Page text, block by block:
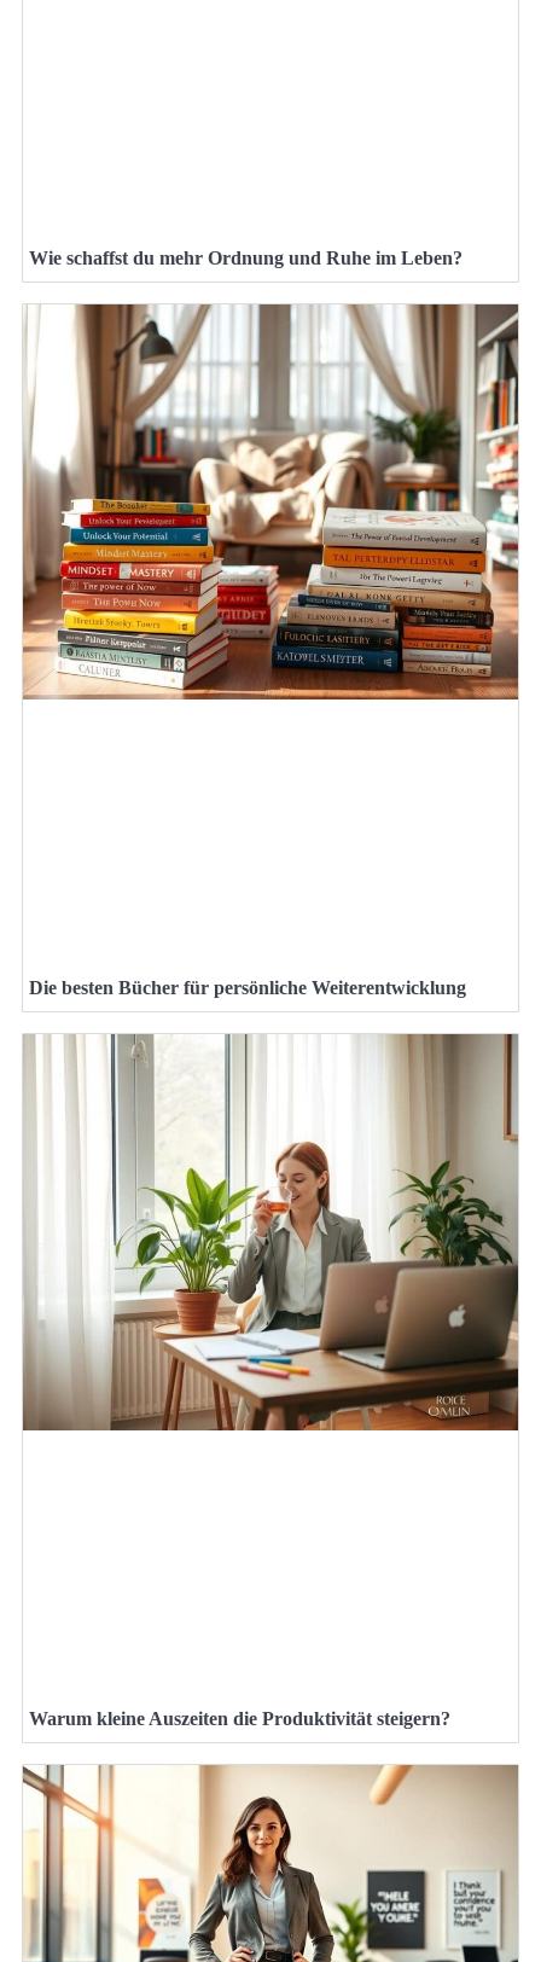
Wie schaffst du mehr Ordnung und Ruhe im Leben?
Die besten Bücher für persönliche Weiterentwicklung
Warum kleine Auszeiten die Produktivität steigern?